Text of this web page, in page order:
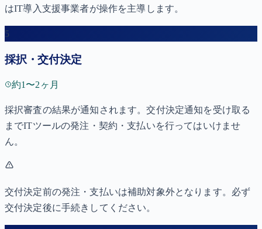
はIT導入支援事業者が操作を主導します。
5
採択・交付決定
約1〜2ヶ月
採択審査の結果が通知されます。交付決定通知を受け取る
までITツールの発注・契約・支払いを行ってはいけませ
ん。
交付決定前の発注・支払いは補助対象外となります。必ず
交付決定後に手続きしてください。